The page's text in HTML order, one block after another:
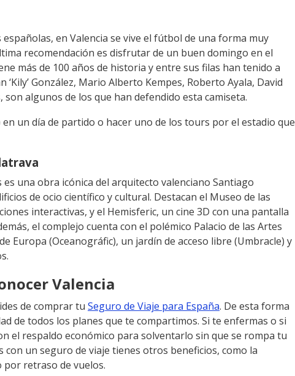
en Valencia se vive el fútbol de una forma muy
recomendación es disfrutar de un buen domingo en el
más de 100 años de historia y entre sus filas han tenido a
González, Mario Alberto Kempes, Roberto Ayala, David
son algunos de los que han defendido esta camiseta.
un día de partido o hacer uno de los tours por el estadio que
es una obra icónica del arquitecto valenciano Santiago
de ocio científico y cultural. Destacan el Museo de las
interactivas, y el Hemisferic, un cine 3D con una pantalla
el complejo cuenta con el polémico Palacio de las Artes
Europa (Oceanográfic), un jardín de acceso libre (Umbracle) y
Valencia
de comprar tu Seguro de Viaje para España. De esta forma
de todos los planes que te compartimos. Si te enfermas o si
el respaldo económico para solventarlo sin que se rompa tu
con un seguro de viaje tienes otros beneficios, como la
retraso de vuelos.